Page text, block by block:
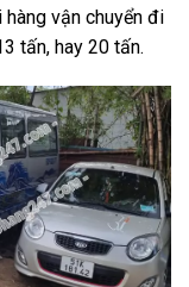
vận chuyển đi
tấn, hay 20 tấn.